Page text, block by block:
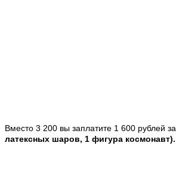
Вместо 3 200 вы заплатите 1 600 рублей за
латексных шаров, 1 фигура космонавт).